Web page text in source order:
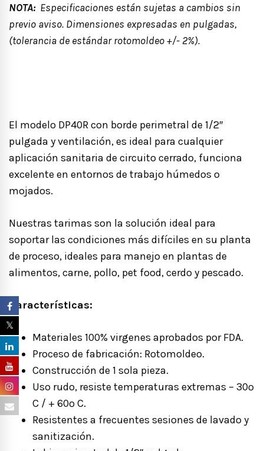
NOTA: Especificaciones están sujetas a cambios sin
previo aviso. Dimensiones expresadas en pulgadas,
(tolerancia de estándar rotomoldeo +/- 2%).
El modelo DP40R con borde perimetral de 1/2″
pulgada y ventilación, es ideal para cualquier
aplicación sanitaria de circuito cerrado, funciona
excelente en entornos de trabajo húmedos o
mojados.
Nuestras tarimas son la solución ideal para
soportar las condiciones más difíciles en su planta
de proceso, ideales para manejo en plantas de
alimentos, carne, pollo, pet food, cerdo y pescado.
Características:
Materiales 100% virgenes aprobados por FDA.
Proceso de fabricación: Rotomoldeo.
Construcción de 1 sola pieza.
Uso rudo, resiste temperaturas extremas – 30º
C / + 60º C.
Resistentes a frecuentes sesiones de lavado y
sanitización.